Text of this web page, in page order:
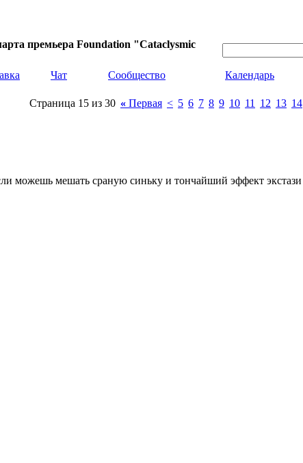
премьера Foundation "Cataclysmic
Чат Сообщество Календарь
Страница 15 из 30 « Первая < 5 6 7 8 9 10 11 12 13 14
можешь мешать сраную синьку и тончайший эффект экстази